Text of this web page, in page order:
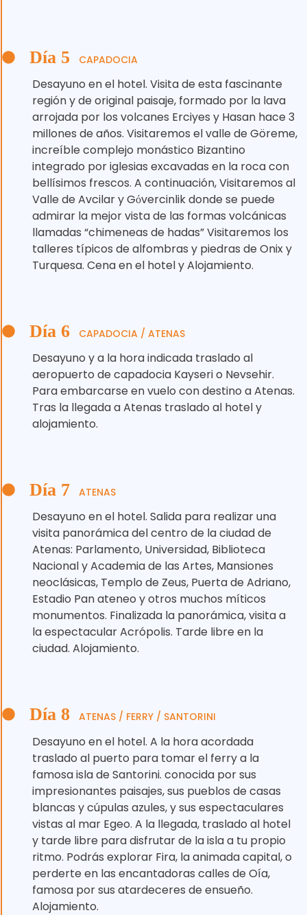
Día 5 CAPADOCIA
Desayuno en el hotel. Visita de esta fascinante
región y de original paisaje, formado por la lava
arrojada por los volcanes Erciyes y Hasan hace 3
millones de años. Visitaremos el valle de Göreme,
increíble complejo monástico Bizantino
integrado por iglesias excavadas en la roca con
bellísimos frescos. A continuación, Visitaremos al
Valle de Avcilar y Gόvercinlik donde se puede
admirar la mejor vista de las formas volcánicas
llamadas “chimeneas de hadas” Visitaremos los
talleres típicos de alfombras y piedras de Onix y
Turquesa. Cena en el hotel y Alojamiento.
Día 6 CAPADOCIA / ATENAS
Desayuno y a la hora indicada traslado al
aeropuerto de capadocia Kayseri o Nevsehir.
Para embarcarse en vuelo con destino a Atenas.
Tras la llegada a Atenas traslado al hotel y
alojamiento.
Día 7 ATENAS
Desayuno en el hotel. Salida para realizar una
visita panorámica del centro de la ciudad de
Atenas: Parlamento, Universidad, Biblioteca
Nacional y Academia de las Artes, Mansiones
neoclásicas, Templo de Zeus, Puerta de Adriano,
Estadio Pan ateneo y otros muchos míticos
monumentos. Finalizada la panorámica, visita a
la espectacular Acrópolis. Tarde libre en la
ciudad. Alojamiento.
Día 8 ATENAS / FERRY / SANTORINI
Desayuno en el hotel. A la hora acordada
traslado al puerto para tomar el ferry a la
famosa isla de Santorini. conocida por sus
impresionantes paisajes, sus pueblos de casas
blancas y cúpulas azules, y sus espectaculares
vistas al mar Egeo. A la llegada, traslado al hotel
y tarde libre para disfrutar de la isla a tu propio
ritmo. Podrás explorar Fira, la animada capital, o
perderte en las encantadoras calles de Oía,
famosa por sus atardeceres de ensueño.
Alojamiento.